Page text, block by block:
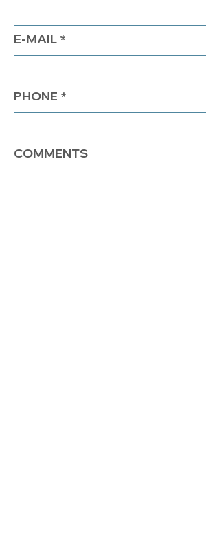
E-MAIL
PHONE
COMMENTS